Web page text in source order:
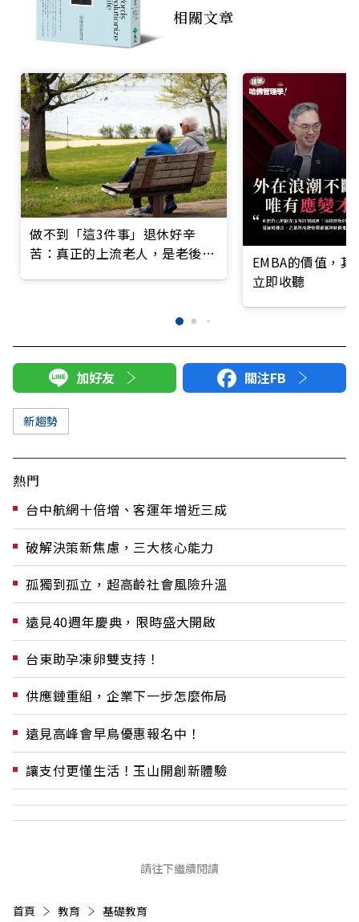
相關文章
做不到「這3件事」退休好辛
苦：真正的上流老人，是老後依
EMBA的價值，
立即收聽
加好友 關注FB
新趨勢
熱門
台中航網十倍增、客運年增近三成
破解決策新焦慮，三大核心能力
孤獨到孤立，超高齡社會風險升溫
遠見40週年慶典，限時盛大開啟
台東助孕凍卵雙支持！
供應鏈重組，企業下一步怎麼佈局
遠見高峰會早鳥優惠報名中！
讓支付更懂生活！玉山開創新體驗
請往下繼續閱讀
首頁 教育 基礎教育